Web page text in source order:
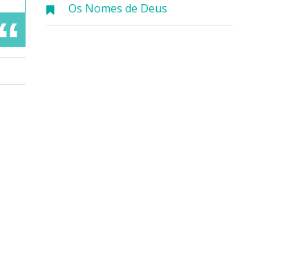
Os Nomes de Deus